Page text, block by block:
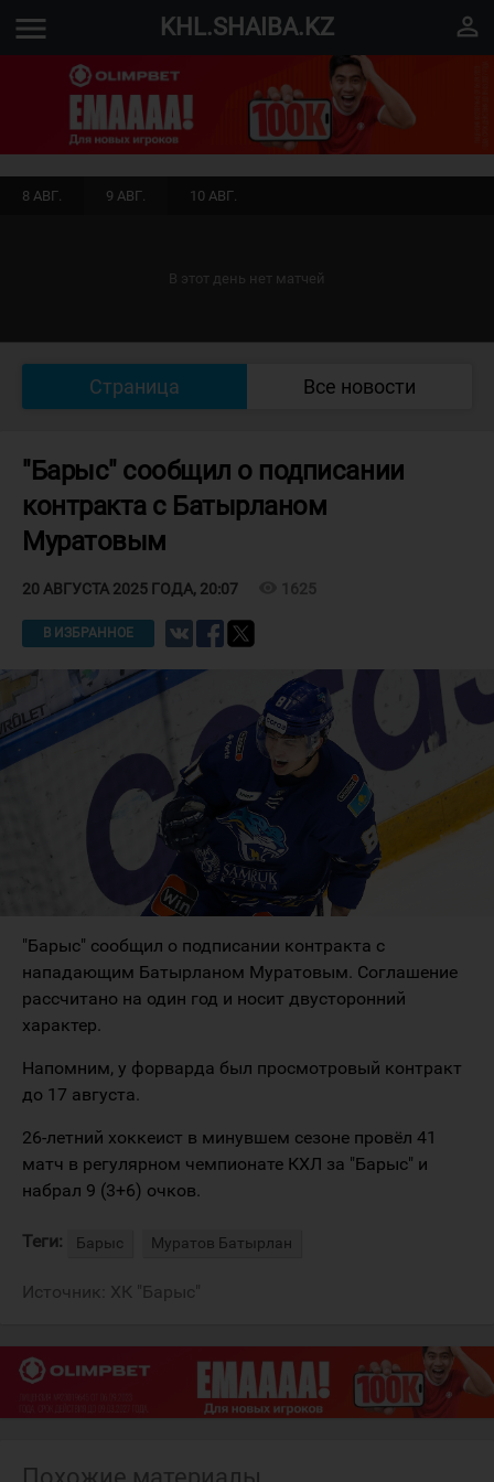
menu KHL.SHAIBA.KZ perm_identity
8 АВГ. 9 АВГ. 10 АВГ.
В этот день нет матчей
Страница Все новости
"Барыс" сообщил о подписании
контракта с Батырланом
Муратовым
20 АВГУСТА 2025 ГОДА, 20:07 1625
В ИЗБРАННОЕ
"Барыс" сообщил о подписании контракта с
нападающим Батырланом Муратовым. Соглашение
рассчитано на один год и носит двусторонний
характер.
Напомним, у форварда был просмотровый контракт
до 17 августа.
26-летний хоккеист в минувшем сезоне провёл 41
матч в регулярном чемпионате КХЛ за "Барыс" и
набрал 9 (3+6) очков.
Теги: Барыс Муратов Батырлан
Источник: ХК "Барыс"